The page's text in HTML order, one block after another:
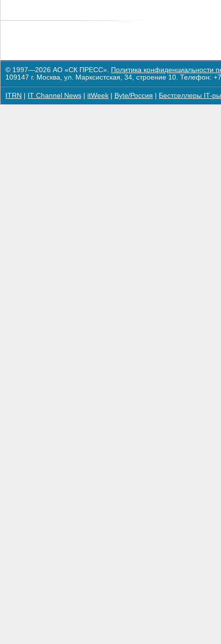
© 1997—2026 АО «СК ПРЕСС». Политика конфиденциальности
109147 г. Москва, ул. Марксистская, 34, строение 10. Телефон:
ITRN IT Channel News itWeek Byte/Россия Бестселлеры IT-